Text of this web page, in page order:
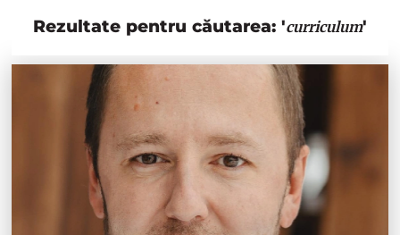
Rezultate pentru căutarea: 'curriculum'